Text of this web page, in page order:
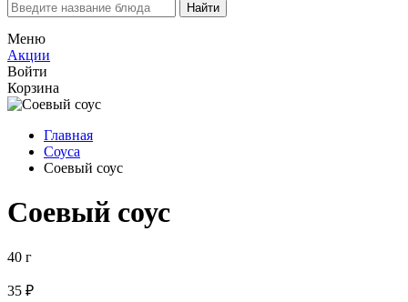
Найти
Меню
Акции
Войти
Корзина
Главная
Соуса
Соевый соус
Соевый соус
40 г
35 ₽